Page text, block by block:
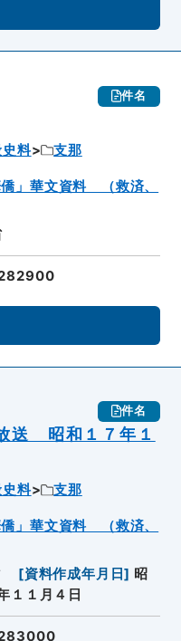
件名
料
支那
」華文資料 （救済、
件名
送 昭和１７年１
料
支那
」華文資料 （救済、
[資料作成年月日] 昭
１１月４日